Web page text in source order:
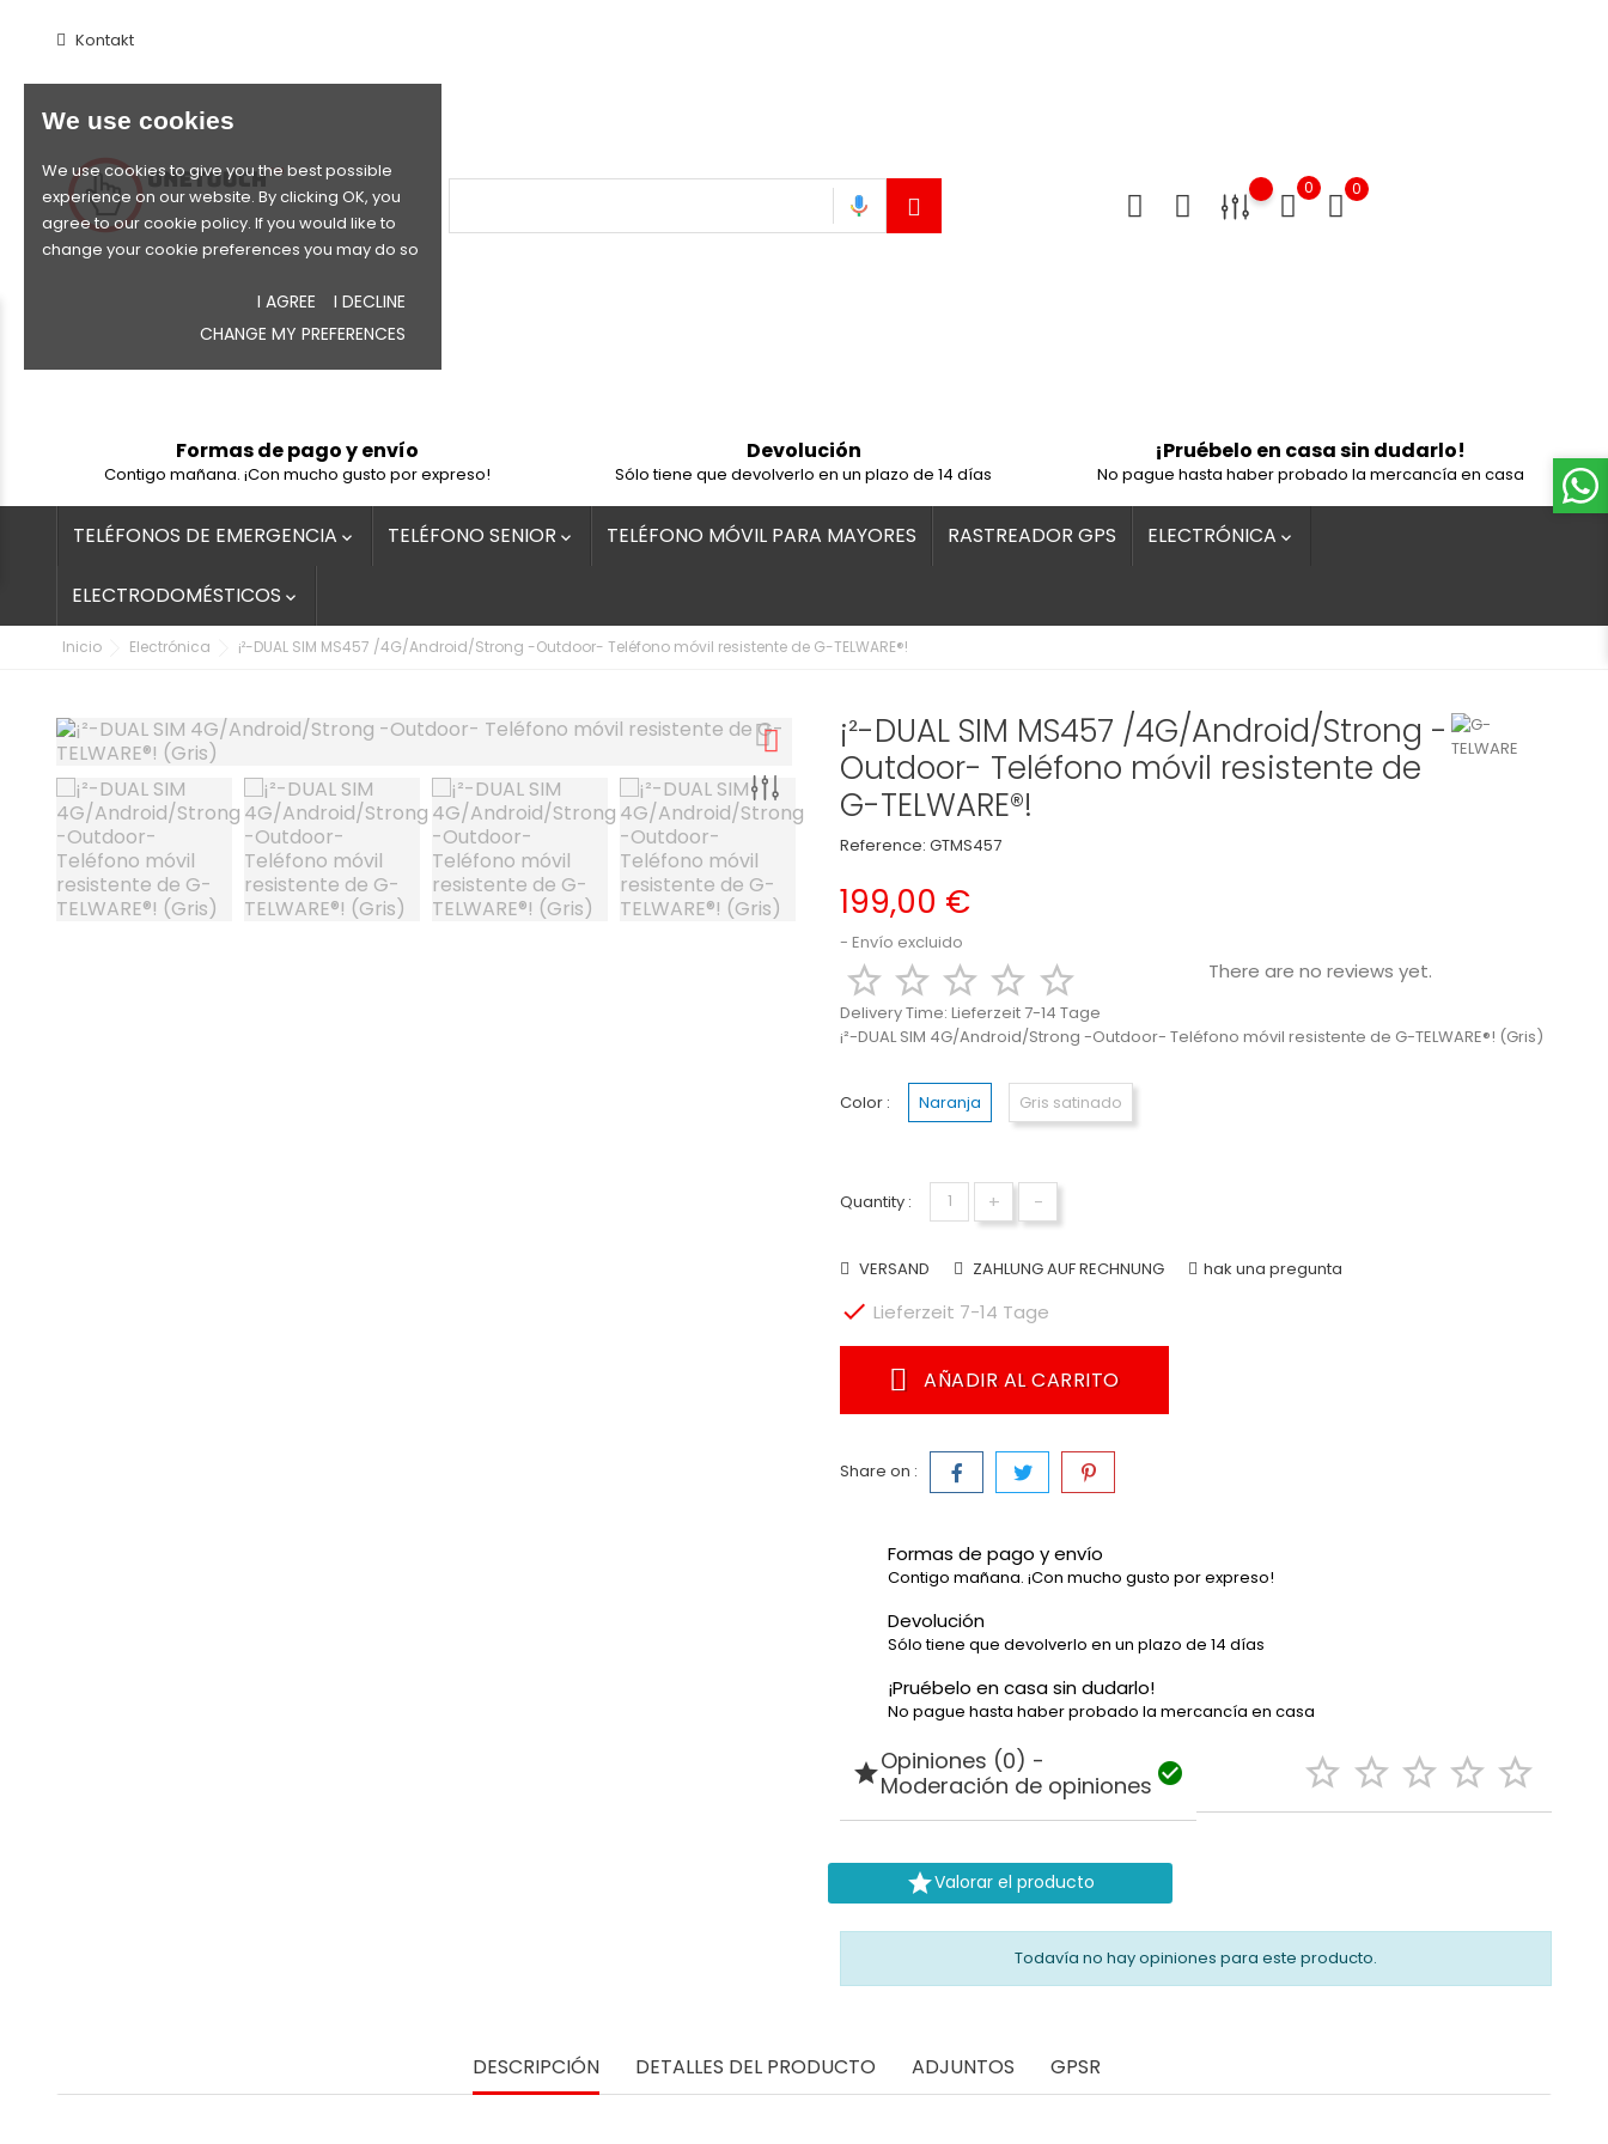
We use cookies
We use cookies to give you the best possible
experience on our website. By clicking OK, you
agree to our cookie policy. If you would like to
change your cookie preferences you may do so
I AGREE
I DECLINE
CHANGE MY PREFERENCES
Kontakt
0 0
Formas de pago y envío
Contigo mañana. ¡Con mucho gusto por expreso!
Devolución
Sólo tiene que devolverlo en un plazo de 14 días
¡Pruébelo en casa sin dudarlo!
No pague hasta haber probado la mercancía en casa
TELÉFONOS DE EMERGENCIA  TELÉFONO SENIOR  TELÉFONO MÓVIL PARA MAYORES RASTREADOR GPS ELECTRÓNICA 
ELECTRODOMÉSTICOS 
Inicio Electrónica ¡²-DUAL SIM MS457 /4G/Android/Strong -Outdoor- Teléfono móvil resistente de G-TELWARE®!
¡²-DUAL SIM MS457 /4G/Android/Strong -
Outdoor- Teléfono móvil resistente de
G-TELWARE®!
Reference: GTMS457
199,00 €
Envío excluido
     There are no reviews yet.
Delivery Time: Lieferzeit 7-14 Tage
¡²-DUAL SIM 4G/Android/Strong -Outdoor- Teléfono móvil resistente de G-TELWARE®! (Gris)
Color : Naranja Gris satinado
Quantity : + -
VERSAND ZAHLUNG AUF RECHNUNG hak una pregunta
 Lieferzeit 7-14 Tage
AÑADIR AL CARRITO
Share on :
Formas de pago y envío
Contigo mañana. ¡Con mucho gusto por expreso!
Devolución
Sólo tiene que devolverlo en un plazo de 14 días
¡Pruébelo en casa sin dudarlo!
No pague hasta haber probado la mercancía en casa
Opiniones (0) -
Moderación de opiniones      
Valorar el producto
Todavía no hay opiniones para este producto.
DESCRIPCIÓN DETALLES DEL PRODUCTO ADJUNTOS GPSR